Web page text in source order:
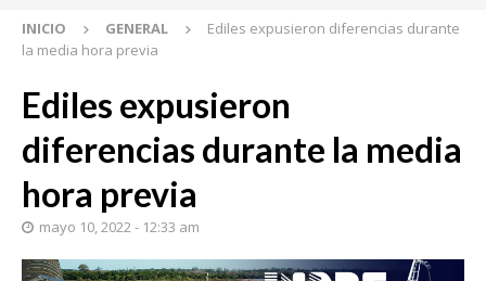
INICIO GENERAL
Ediles expusieron diferencias durante
la media hora previa
Ediles expusieron
diferencias durante la media
hora previa
mayo 10, 2022 - 12:33 am